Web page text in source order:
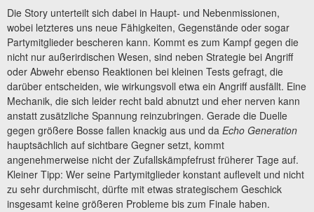
Die Story unterteilt sich dabei in Haupt- und Nebenmissionen,
wobei letzteres uns neue Fähigkeiten, Gegenstände oder sogar
Partymitglieder bescheren kann. Kommt es zum Kampf gegen die
nicht nur außerirdischen Wesen, sind neben Strategie bei Angriff
oder Abwehr ebenso Reaktionen bei kleinen Tests gefragt, die
darüber entscheiden, wie wirkungsvoll etwa ein Angriff ausfällt. Eine
Mechanik, die sich leider recht bald abnutzt und eher nerven kann
anstatt zusätzliche Spannung reinzubringen. Gerade die Duelle
gegen größere Bosse fallen knackig aus und da Echo Generation
hauptsächlich auf sichtbare Gegner setzt, kommt
angenehmerweise nicht der Zufallskämpfefrust früherer Tage auf.
Kleiner Tipp: Wer seine Partymitglieder konstant auflevelt und nicht
zu sehr durchmischt, dürfte mit etwas strategischem Geschick
insgesamt keine größeren Probleme bis zum Finale haben.